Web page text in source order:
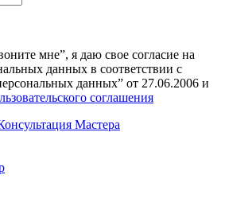
мне”, я даю свое согласие на
данных в соответствии с
данных” от 27.06.2006 и
соглашения
Мастера